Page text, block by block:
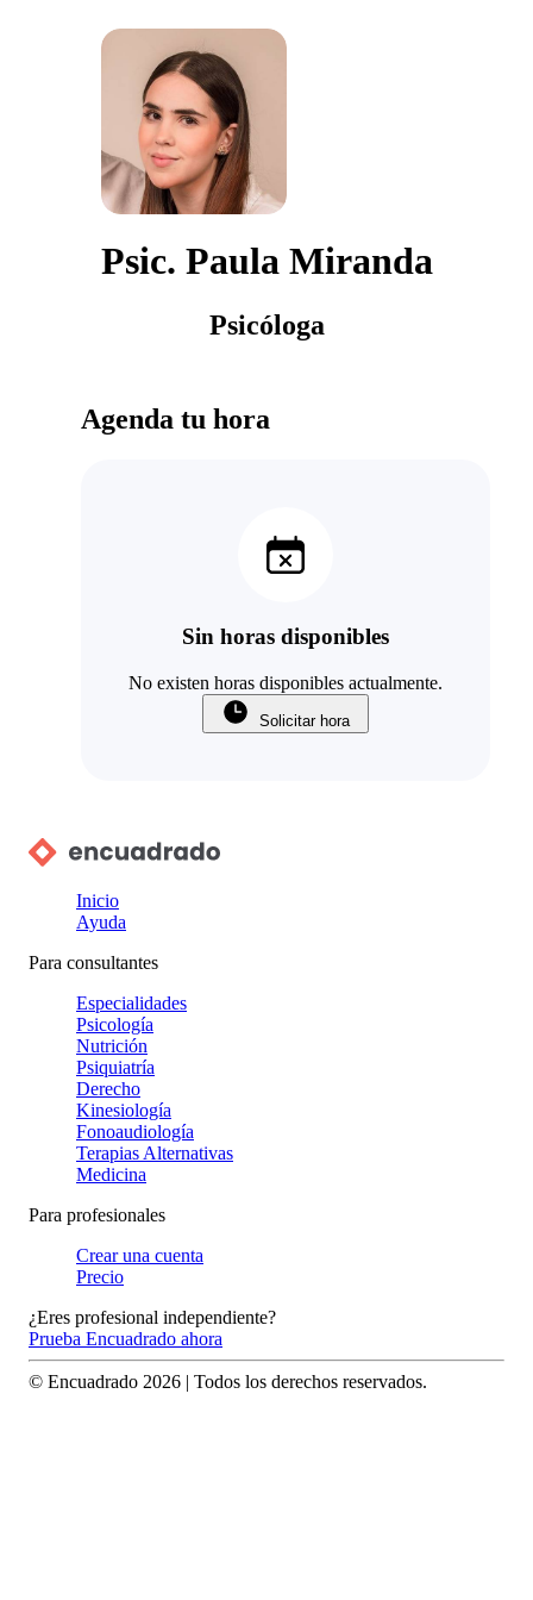
Psic. Paula Miranda
Psicóloga
Agenda tu hora
Sin horas disponibles
No existen horas disponibles actualmente.
Solicitar hora
Inicio
Ayuda
Para consultantes
Especialidades
Psicología
Nutrición
Psiquiatría
Derecho
Kinesiología
Fonoaudiología
Terapias Alternativas
Medicina
Para profesionales
Crear una cuenta
Precio
¿Eres profesional independiente?
Prueba Encuadrado ahora
© Encuadrado 2026 | Todos los derechos reservados.